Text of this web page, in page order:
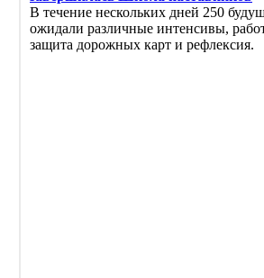
В течение нескольких дней 250
ожидали различные интенсивы,
защита дорожных карт и рефлексия.